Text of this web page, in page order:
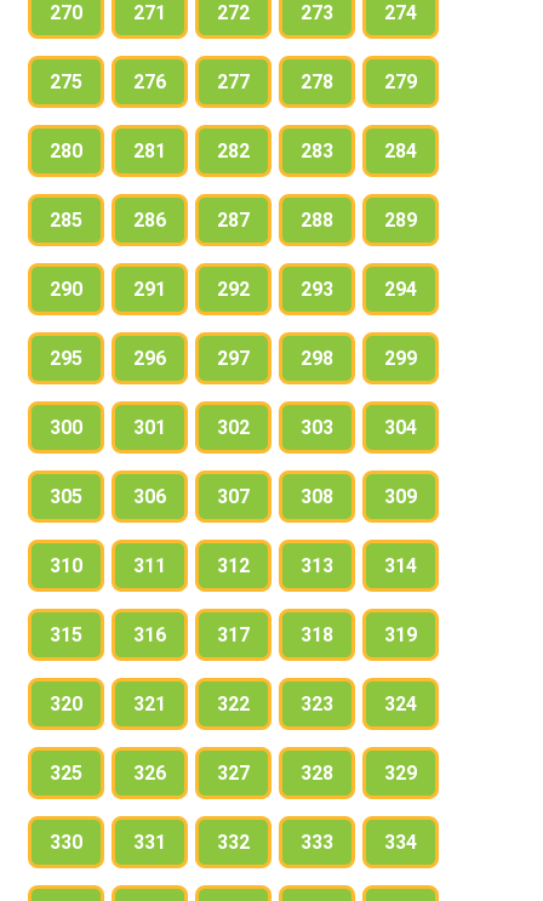
270 271 272 273 274
275 276 277 278 279
280 281 282 283 284
285 286 287 288 289
290 291 292 293 294
295 296 297 298 299
300 301 302 303 304
305 306 307 308 309
310 311 312 313 314
315 316 317 318 319
320 321 322 323 324
325 326 327 328 329
330 331 332 333 334